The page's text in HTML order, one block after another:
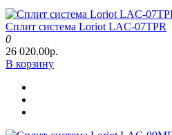
Сплит система Loriot LAC-07TPR
0
26 020.00р.
В корзину